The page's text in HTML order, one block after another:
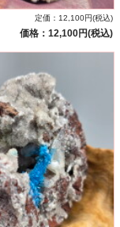
定価：12,100円(税込)
価格：12,100円(税込)